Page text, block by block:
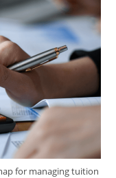
for managing tuition